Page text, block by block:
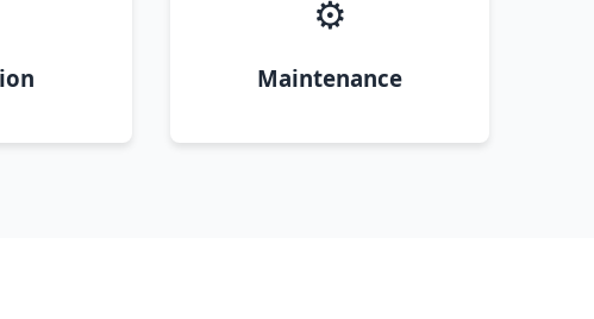
⚙️
Maintenance